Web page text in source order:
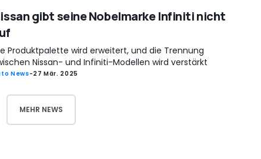
gibt seine Nobelmarke Infiniti nicht
Produktpalette wird erweitert, und die Trennung
Nissan- und Infiniti-Modellen wird verstärkt
News-27 Mär. 2025
MEHR NEWS